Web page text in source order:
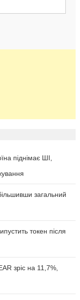
піднімає ШІ,
загальний
токен після
зріс на 11,7%,